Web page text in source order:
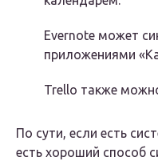
Evernote может
приложениями
Trello также
По сути, если есть
есть хороший способ